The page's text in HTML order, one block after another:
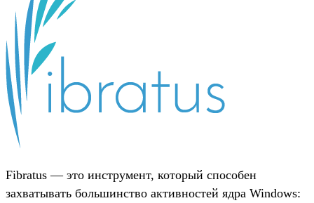
Fibratus — это инструмент, который способен
захватывать большинство активностей ядра Windows: